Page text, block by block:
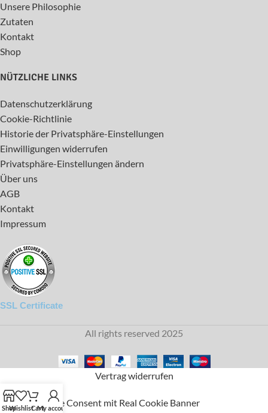
Unsere Philosophie
Zutaten
Kontakt
Shop
NÜTZLICHE LINKS
Datenschutzerklärung
Cookie-Richtlinie
Historie der Privatsphäre-Einstellungen
Einwilligungen widerrufen
Privatsphäre-Einstellungen ändern
Über uns
AGB
Kontakt
Impressum
SSL Certificate
All rights reserved 2025
ShopWishlistCartMy account
Vertrag widerrufen
DSGVO Cookie Consent mit Real Cookie Banner